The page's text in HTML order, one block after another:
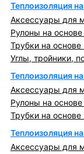
Теплоизоляция
Аксессуары для
Рулоны на основе
Трубки на основе
Углы, тройники,
Теплоизоляция
Аксессуары для
Рулоны на основе
Трубки на основе
Теплоизоляция
Аксессуары для